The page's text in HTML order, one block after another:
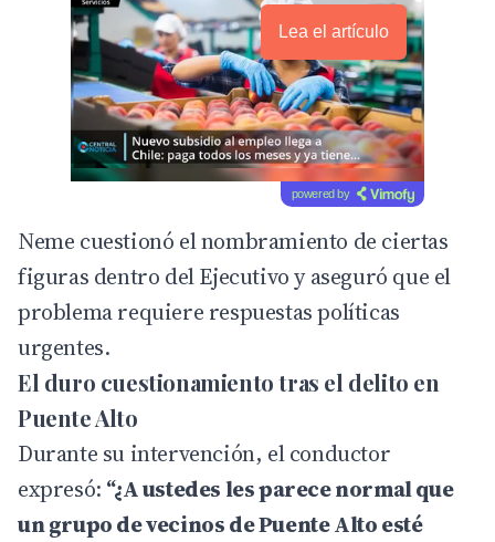
Lea el artículo
powered by
Neme cuestionó el nombramiento de ciertas
figuras dentro del Ejecutivo y aseguró que el
problema requiere respuestas políticas
urgentes.
El duro cuestionamiento tras el delito en
Puente Alto
Durante su intervención, el conductor
expresó: “¿A ustedes les parece normal que
un grupo de vecinos de Puente Alto esté